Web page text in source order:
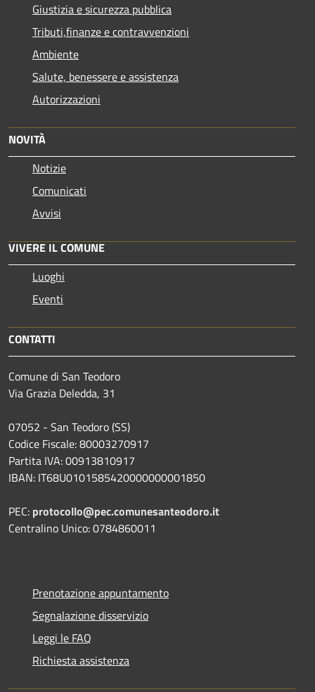
Giustizia e sicurezza pubblica
Tributi,finanze e contravvenzioni
Ambiente
Salute, benessere e assistenza
Autorizzazioni
NOVITÀ
Notizie
Comunicati
Avvisi
VIVERE IL COMUNE
Luoghi
Eventi
CONTATTI
Comune di San Teodoro
Via Grazia Deledda, 31
07052 - San Teodoro (SS)
Codice Fiscale: 80003270917
Partita IVA: 00913810917
IBAN: IT68U0101585420000000001850
PEC: protocollo@pec.comunesanteodoro.it
Centralino Unico: 0784860011
Prenotazione appuntamento
Segnalazione disservizio
Leggi le FAQ
Richiesta assistenza